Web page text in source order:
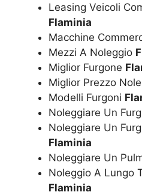
Leasing Veicoli
Flaminia
Macchine
Mezzi A Noleggio
Miglior Furgone
Miglior Prezzo
Modelli Furgoni
Noleggiare Un
Noleggiare Un
Flaminia
Noleggiare Un
Noleggio A Lungo
Flaminia